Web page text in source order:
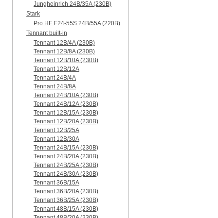
Jungheinrich 24B/35A (230B)
Stark
Pro HF E24-55S 24B/55A (220B)
Tennant built-in
Tennant 12B/4A (230B)
Tennant 12B/8A (230B)
Tennant 12B/10A (230B)
Tennant 12B/12A
Tennant 24B/4A
Tennant 24B/8A
Tennant 24B/10A (230B)
Tennant 24B/12A (230B)
Tennant 12B/15A (230B)
Tennant 12B/20A (230B)
Tennant 12B/25A
Tennant 12B/30A
Tennant 24B/15A (230B)
Tennant 24B/20A (230B)
Tennant 24B/25A (230B)
Tennant 24B/30A (230B)
Tennant 36B/15A
Tennant 36B/20A (230B)
Tennant 36B/25A (230B)
Tennant 48B/15A (230B)